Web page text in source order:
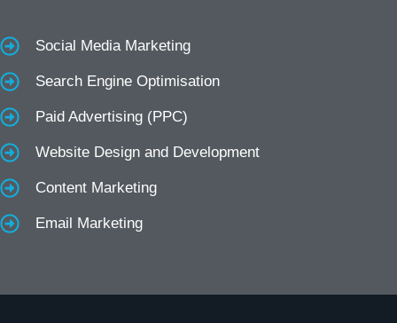
Social Media Marketing
Search Engine Optimisation
Paid Advertising (PPC)
Website Design and Development
Content Marketing
Email Marketing